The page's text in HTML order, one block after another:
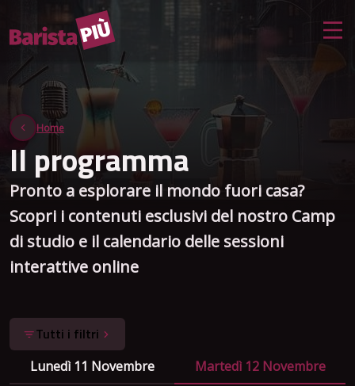
Home
Il programma
Pronto a esplorare il mondo fuori casa?
Scopri i contenuti esclusivi del nostro Camp
di studio e il calendario delle sessioni
interattive online
Tutti i filtri
Lunedì 11 Novembre
Martedì 12 Novembre